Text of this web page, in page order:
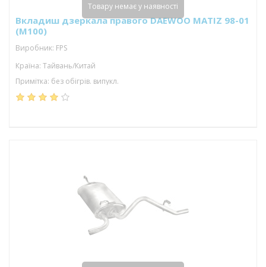
Вкладиш дзеркала правого DAEWOO MATIZ 98-01
(M100)
Виробник: FPS
Країна: Тайвань/Китай
Примітка: без обігрів. випукл.
Товару немає у наявності